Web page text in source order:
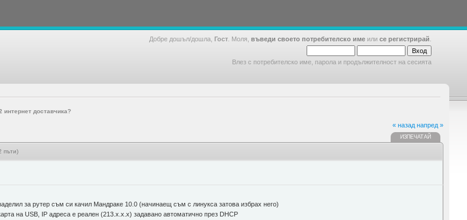
Добре дошъл/дошла, Гост . Моля, въведи своето потребителско име или се регистрирай
Влез с потребителско име, парола и продължителност на сесията
интернет доставчика?
« назад напред »
ИЗПЕЧАТАЙ
пъти)
за рутер съм си качил Мандраке 10.0 (начинаещ съм с линукса затова избрах него)
на USB, IP адреса е реален (213.х.х.х) задавано автоматично през DHCP